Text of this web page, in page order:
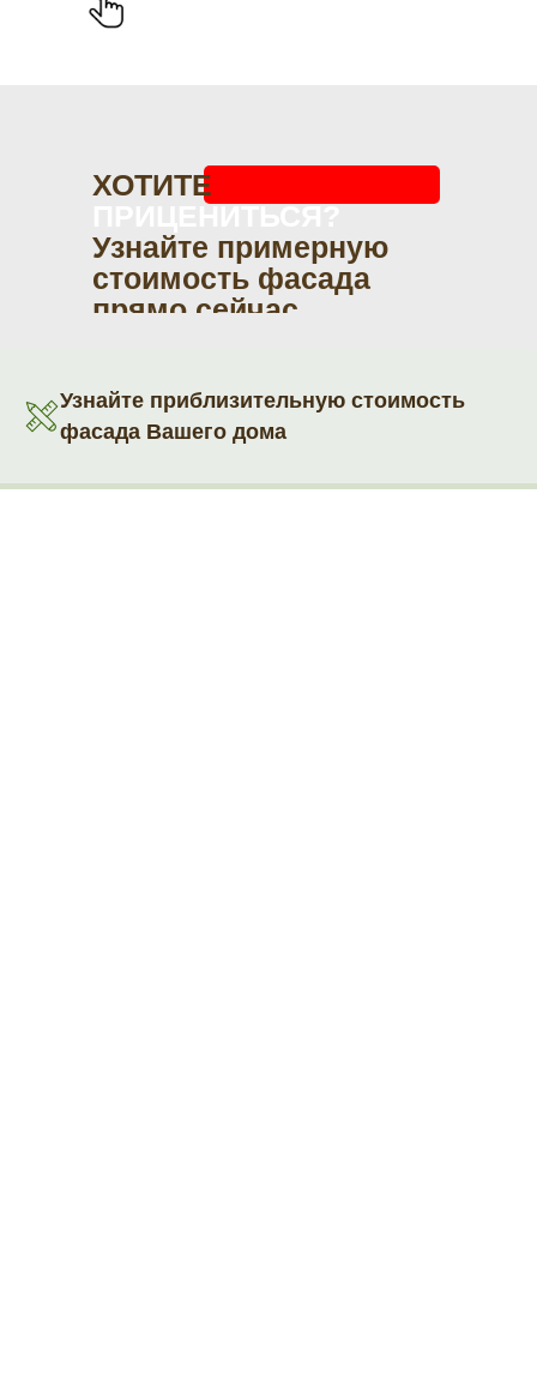
ХОТИТЕ
Узнайте примерную
стоимость фасада
прямо сейчас
Узнайте приблизительную стоимость
фасада Вашего дома